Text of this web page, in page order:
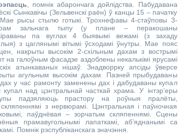
, помнік абарончага дойлідства. Пабудавана
Сынкавічы (Зельвенскі раён) ў канцы 15 – пачатку
Мае рысы стылю готыкі. Трохнефавы 4-стаўповы 3-
зальнага тыпу (у плане – перакошаны
па вуглах 4 быявымі вежамі (з захаду
з цаглянымі вітымі ўсходамі ўнутры. Мае пояс
накрыты высокім 2-схільным дахам з вострымі
на галоўным фасадзе аздоблены некалькімі ярусамі
атынкаваных нішаў. Знадворрку апсіды ўверсе
агульным высокім дахам. Пазней прыбудаваны
у час рамонту заменены дах і дабудаваны купал
над цэнтральнай часткай храма. У інтэр’еры
падзяляюць прастору на роўныя пралёты,
з нервюрамі. Цэнтральная і паўночная
паўднёвая – зорчатым скляпеннямі. Сцены
прамавугольнымі лапаткамі, аб’яднанымі са
Помнік рэспубліканскага значэння.